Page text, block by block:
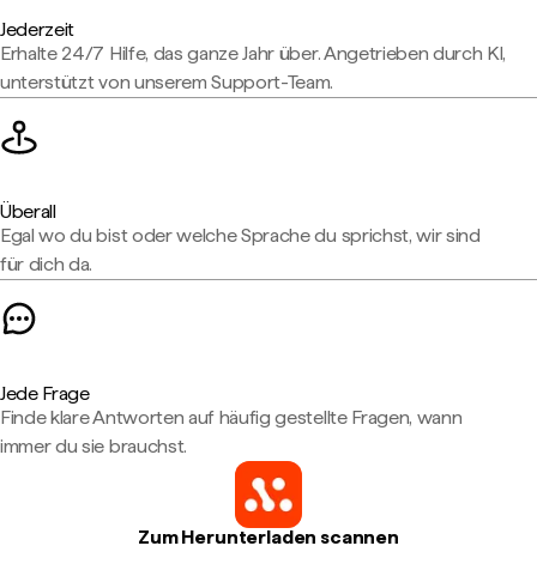
Jederzeit
Erhalte 24/7 Hilfe, das ganze Jahr über. Angetrieben durch KI,
unterstützt von unserem Support-Team.
Überall
Egal wo du bist oder welche Sprache du sprichst, wir sind
für dich da.
Jede Frage
Finde klare Antworten auf häufig gestellte Fragen, wann
immer du sie brauchst.
Zum Herunterladen scannen